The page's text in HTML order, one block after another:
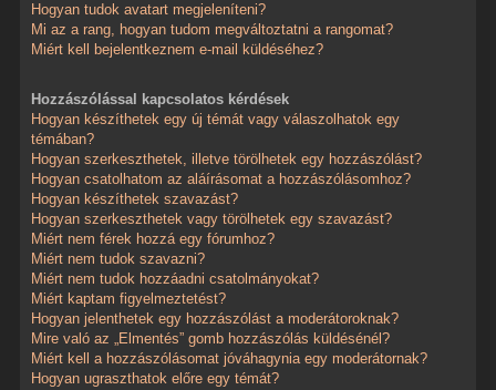
Hogyan tudok avatart megjeleníteni?
Mi az a rang, hogyan tudom megváltoztatni a rangomat?
Miért kell bejelentkeznem e-mail küldéséhez?
Hozzászólással kapcsolatos kérdések
Hogyan készíthetek egy új témát vagy válaszolhatok egy
témában?
Hogyan szerkeszthetek, illetve törölhetek egy hozzászólást?
Hogyan csatolhatom az aláírásomat a hozzászólásomhoz?
Hogyan készíthetek szavazást?
Hogyan szerkeszthetek vagy törölhetek egy szavazást?
Miért nem férek hozzá egy fórumhoz?
Miért nem tudok szavazni?
Miért nem tudok hozzáadni csatolmányokat?
Miért kaptam figyelmeztetést?
Hogyan jelenthetek egy hozzászólást a moderátoroknak?
Mire való az „Elmentés” gomb hozzászólás küldésénél?
Miért kell a hozzászólásomat jóváhagynia egy moderátornak?
Hogyan ugraszthatok előre egy témát?